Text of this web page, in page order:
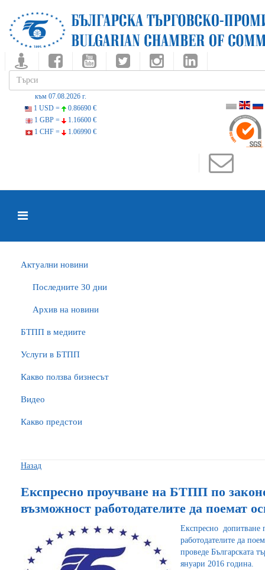
към 07.08.2026 г.
1 USD =
0.86690 €
1 GBP =
1.16600 €
1 CHF =
1.06990 €
Актуални новини
Последните 30 дни
Архив на новини
БTПП в медиите
Услуги в БТПП
Какво ползва бизнесът
Видео
Какво предстои
Назад
Експресно проучване на БТПП по
възможност работодателите да поемат
Експресно допитване
работодателите да
проведе Българската
януари 2016 година.